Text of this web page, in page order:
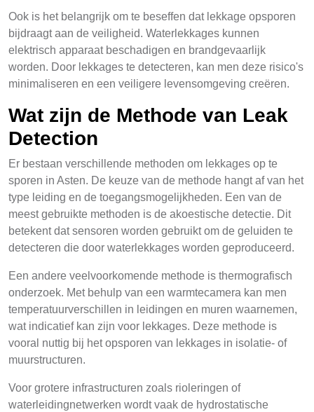
Ook is het belangrijk om te beseffen dat lekkage opsporen
bijdraagt aan de veiligheid. Waterlekkages kunnen
elektrisch apparaat beschadigen en brandgevaarlijk
worden. Door lekkages te detecteren, kan men deze risico's
minimaliseren en een veiligere levensomgeving creëren.
Wat zijn de Methode van Leak
Detection
Er bestaan verschillende methoden om lekkages op te
sporen in Asten. De keuze van de methode hangt af van het
type leiding en de toegangsmogelijkheden. Een van de
meest gebruikte methoden is de akoestische detectie. Dit
betekent dat sensoren worden gebruikt om de geluiden te
detecteren die door waterlekkages worden geproduceerd.
Een andere veelvoorkomende methode is thermografisch
onderzoek. Met behulp van een warmtecamera kan men
temperatuurverschillen in leidingen en muren waarnemen,
wat indicatief kan zijn voor lekkages. Deze methode is
vooral nuttig bij het opsporen van lekkages in isolatie- of
muurstructuren.
Voor grotere infrastructuren zoals rioleringen of
waterleidingnetwerken wordt vaak de hydrostatische